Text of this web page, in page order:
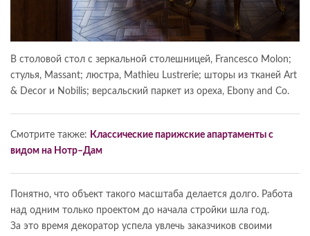
В столовой стол с зеркальной столешницей, Francesco Molon;
стулья, Massant; люстра, Mathieu Lustrerie; шторы из тканей Art
& Decor и Nobilis; версальский паркет из ореха, Ebony and Co.
Смотрите также: Классические парижские апартаменты с
видом на Нотр–Дам
Понятно, что объект такого масштаба делается долго. Работа
над одним только проектом до начала стройки шла год.
За это время декоратор успела увлечь заказчиков своими